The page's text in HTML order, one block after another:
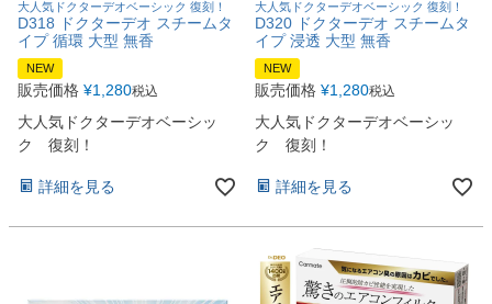
大人気ドクターデオベーシック 復刻！
D318 ドクターデオ スチームタ
イプ 循環 大型 無香
NEW
販売価格 ¥1,280税込
大人気ドクターデオベーシッ
ク 復刻！
詳細を見る
大人気ドクターデオベーシック 復刻！
D320 ドクターデオ スチームタ
イプ 浸透 大型 無香
NEW
販売価格 ¥1,280税込
大人気ドクターデオベーシッ
ク 復刻！
詳細を見る